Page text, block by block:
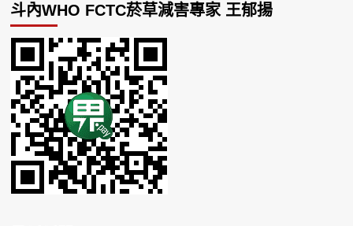
斗內WHO FCTC菸草減害專家 王郁揚